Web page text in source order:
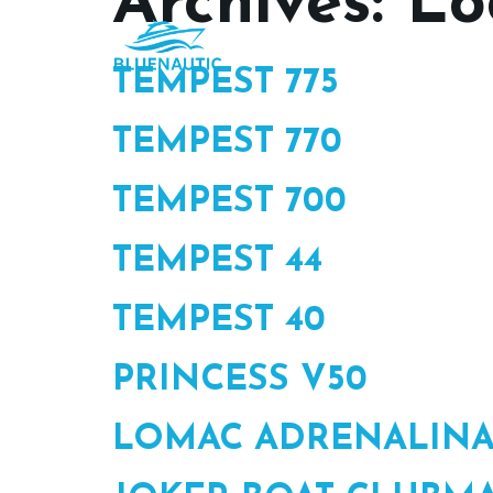
TEMPEST 775
TEMPEST 770
TEMPEST 700
TEMPEST 44
TEMPEST 40
PRINCESS V50
LOMAC